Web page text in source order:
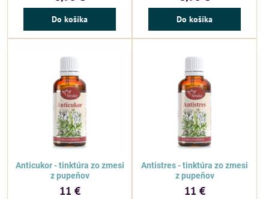
Do košíka Do košíka
Anticukor - tinktúra zo zmesi
z pupeňov
11 €
Antistres - tinktúra zo zmesi
z pupeňov
11 €